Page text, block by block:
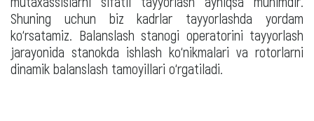
Shuning uchun biz kadrlar tayyorlashda yordam
ko‘rsatamiz. Balanslash stanogi operatorini tayyorlash
jarayonida stanokda ishlash ko‘nikmalari va rotorlarni
dinamik balanslash tamoyillari o‘rgatiladi.